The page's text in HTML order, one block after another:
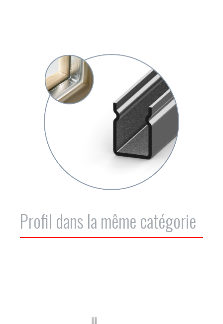
Profil dans la même catégorie